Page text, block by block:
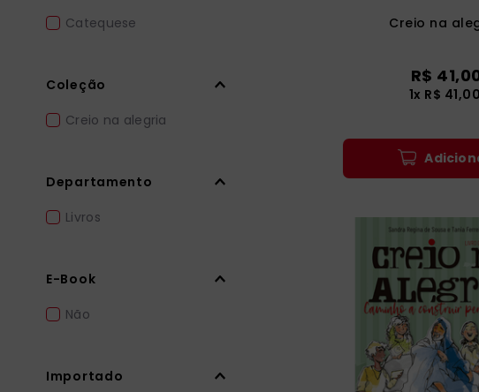
Catequese
Coleção
Creio na alegria
Departamento
Livros
E-Book
Não
Importado
Creio na
R$ 41,
1x R$ 41,00